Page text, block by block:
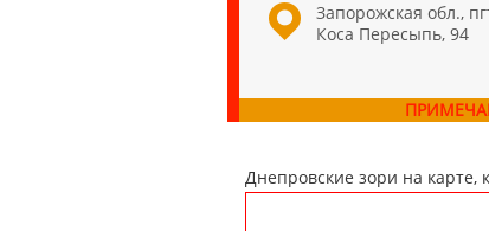
Запорожская обл.,
Коса Пересыпь, 94
Днепровские зори на карте,